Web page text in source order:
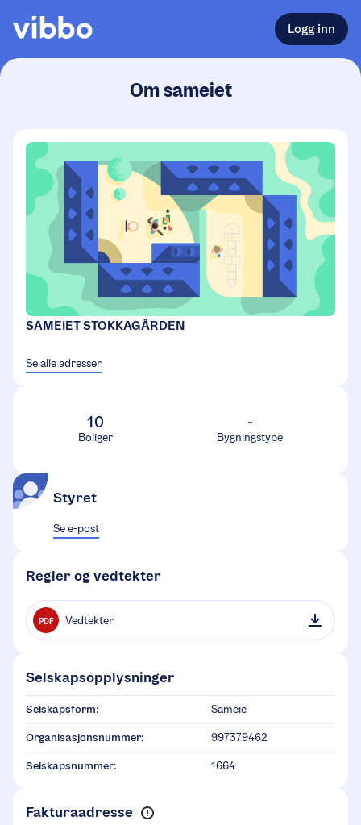
Logg inn
Om sameiet
SAMEIET STOKKAGÅRDEN
Se alle adresser
10
Boliger
-
Bygningstype
Styret
Se e-post
Regler og vedtekter
PDF Vedtekter
Selskapsopplysninger
Selskapsform: Sameie
Organisasjonsnummer: 997379462
Selskapsnummer: 1664
Fakturaadresse